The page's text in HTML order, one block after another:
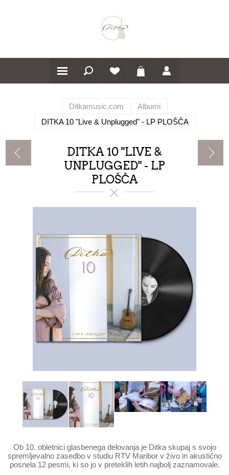
Ditkamusic.com
Albumi
DITKA 10 "Live & Unplugged" - LP PLOŠČA
DITKA 10 "LIVE &
UNPLUGGED" - LP
PLOŠČA
Ob 10. obletnici glasbenega delovanja je Ditka skupaj s svojo
spremljevalno zasedbo v studiu RTV Maribor v živo in akustično
posnela 12 pesmi, ki so jo v preteklih letih najbolj zaznamovale.